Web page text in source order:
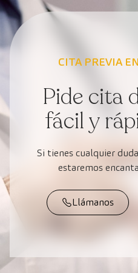
CITA PREVIA
Pide cita
fácil y
Si tienes cualquier
estaremos
Llámanos